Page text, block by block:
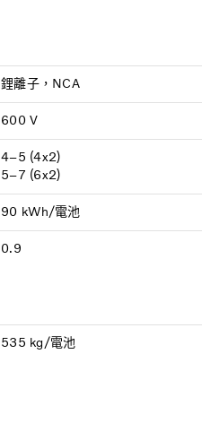
鋰離子，NCA
600 V
4–5 (4x2)
5–7 (6x2)
90 kWh/電池
0.9
535 kg/電池